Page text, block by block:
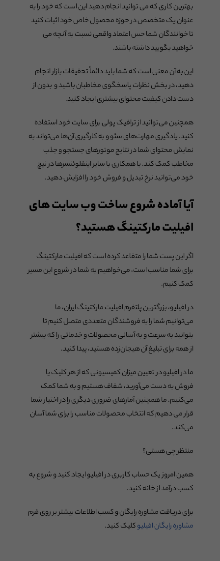
بهترین کاری که می توانید انجام دهید این است که خود را به
عنوان یک متخصص در حوزه محصول خاص خود اثبات کنید
تا خوانندگان شما حس اعتماد واقعی نسبت به آنچه می
خواهید بگویید داشته باشند.
این به آن معنی است که شما باید دائماً تحقیقات بازار انجام
دهید، در بخش نظرات پاسخگوی مخاطبان باشید و بدون از
دست دادن کیفیت محتوای بیشتری ایجاد کنید.
همچنین می‌توانید از ترافیک پولی برای سایت خود استفاده
کنید. یادگیری مهارت‌های سئو و به کارگیری آن‌ها می‌تواند به
نمایش محتوای شما در نتایج موتورهای جستجو و جذب
مخاطب کمک کند. با همکاری با سایر اینفلوئنسرها در نیچ
خود می‌توانید نرخ تبدیل و فروش خود را افزایش دهید.
آیا آماده شروع ساخت وب سایت های
افیلیت مارکتینگ هستید؟
اگر این پست شما را متقاعد کرده است که افیلیت مارکتینگ
برای شما مناسب است، می‌خواهیم به شما در شروع این مسیر
کمک کنیم.
در افیلیو، بزرگترین پلتفرم افیلیت مارکتینگ ایران، ما
می‌توانیم شما را به فروشندگان متعددی متصل کنیم تا
بتوانید به سرعت و به آسانی محصولات و خدماتی را که بیشتر
از همه برای تبلیغ آن هیجان‌زده هستید، پیدا کنید.
ما در افیلیو در تعیین میزان کمیسیونی که از هر کلیک یا
فروش به دست می‌آورید، شفاف هستیم و به شما کمک
می‌کنیم. ما همچنین آمارهای ضروری دیگری را در اختیار شما
قرار می دهیم که انتخاب محصولات مناسب را برای شما آسان
می‌کند.
منتظر چی هستی؟
همین امروز یک حساب کاربری در افیلیو ایجاد کنید و شروع به
کسب درآمد از خانه کنید.
برای دریافت مشاوره رایگان و کسب اطلاعات بیشتر بر روی فرم
مشاوره رایگان افیلیوکلیک کنید.